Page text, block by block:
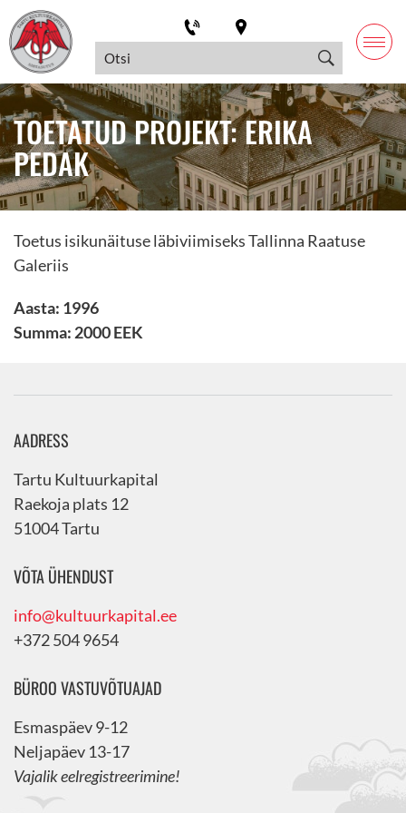
TOETATUD PROJEKT: ERIKA
PEDAK
Toetus isikunäituse läbiviimiseks Tallinna Raatuse
Galeriis
Aasta: 1996
Summa: 2000 EEK
AADRESS
Tartu Kultuurkapital
Raekoja plats 12
51004 Tartu
VÕTA ÜHENDUST
info@kultuurkapital.ee
+372 504 9654
BÜROO VASTUVÕTUAJAD
Esmaspäev 9-12
Neljapäev 13-17
Vajalik eelregistreerimine!